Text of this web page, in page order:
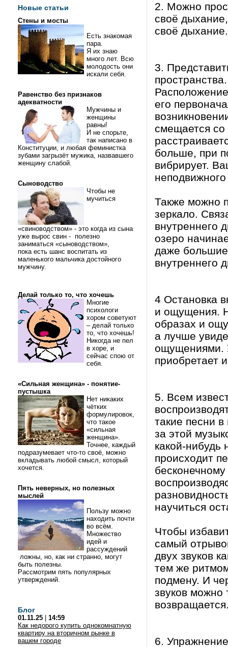
Новые статьи
Стены и мосты
Есть знакомая
пара.
Я их знаю
много лет. Всю
молодость они
искали себя.
Равенство без признаков
адекватности
Мужчины и
женщины
равны!
И не спорьте,
так написано в
Конституции, и любая феминистка
зубами загрызёт мужика, назвавшего
женщину слабой.
Сыноводство
Чтобы не
мучиться
«свиноводством» - это когда из сына
уже вырос свин - полезно
заниматься «сыноводством»,
пока есть шанс воспитать из
маленького мальчика достойного
мужчину.
Делай только то, что хочешь
Многие
психологи
хором советуют
– делай только
то, что хочешь!
Никогда не пел
в хоре, и
сейчас спою от
себя.
«Сильная женщина» - понятие-
пустышка
Нет никаких
чётких
формулировок,
что такое
«сильная
женщина».
Точнее, каждый
подразумевает что-то своё, можно
вкладывать любой смысл, который
хочется.
Пять неверных, но полезных
мыслей
Пользу можно
находить почти
во всём.
Множество
идей и
рассуждений
ложны, но, как ни странно, могут
быть полезны.
Рассмотрим пять популярных
утверждений.
Блог
01.11.25
14:59
Как недорого купить однокомнатную
квартиру на вторичном рынке в
вашем городе
2. Можно
своё
своё дыхание.
3.
его
смещается со
больше, при
вибрирует.
Также можно
зеркало.
внутреннего
озеро
даже большие
внутреннего
4 Остановка
и ощущения.
образах и
а лучше
ощущениями.
приобретает
5. Всем
такие песни
за этой
какой-
происходит
научиться
Чтобы
самый
двух звуков
тем же
подмену. И
звуков можно
6.